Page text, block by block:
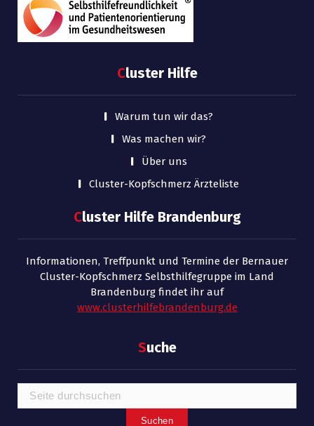
Cluster Hilfe
Warum tun wir das?
Was machen wir?
Über uns
Cluster-Kopfschmerz Ärzteliste
Cluster Hilfe Brandenburg
Informationen, Treffpunkt und Termine der Bernauer
Cluster-Kopfschmerz Selbsthilfegruppe im Land
Brandenburg findet ihr auf
www.clusterhilfebrandenburg.de
Suche
Suchen